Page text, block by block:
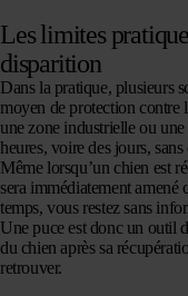
Les limites
disparition
Dans la pratique, plusieurs
moyen de protection contre
une zone industrielle ou
heures, voire des jours,
Même lorsqu’un chien est
sera immédiatement amené
temps, vous restez sans
Une puce est donc un outil
du chien après sa
retrouver.